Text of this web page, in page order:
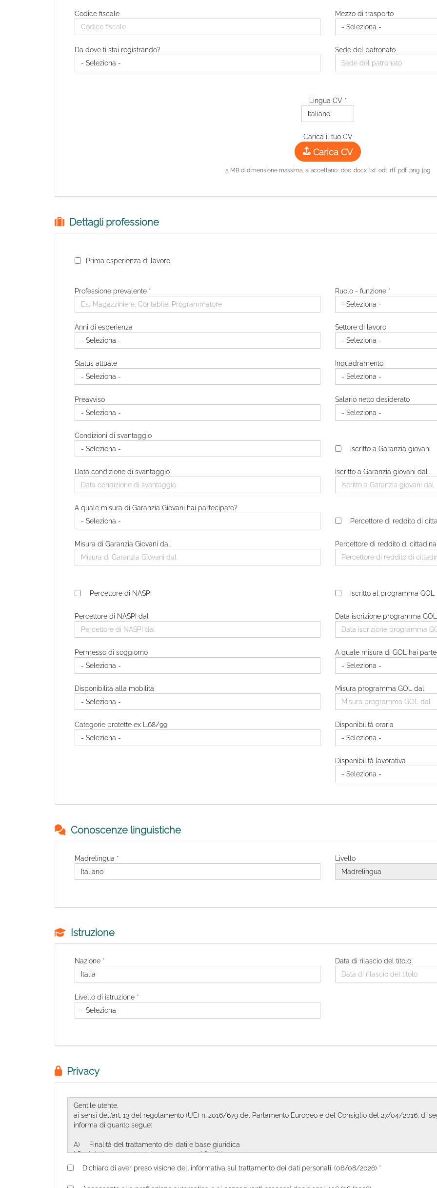
Codice fiscale
Da dove ti stai registrando?
Mezzo di trasporto
Sede del patronato
Lingua CV *
Carica il tuo CV
Carica CV
5 MB di dimensione massima, si accettano: .doc .docx .txt .odt .rtf .pdf .png .jpg
Dettagli professione
Prima esperienza di lavoro
Professione prevalente * Ruolo - funzione *
Anni di esperienza
Status attuale
Preavviso
Settore di lavoro
Inquadramento
Salario netto desiderato
Condizioni di svantaggio
Data condizione di svantaggio
A quale misura di Garanzia Giovani hai partecipato?
Misura di Garanzia Giovani dal
Percettore di NASPI
Percettore di NASPI dal
Permesso di soggiorno
Disponibilità alla mobilità
Categorie protette ex L.68/99
Iscritto a Garanzia giovani
Iscritto a Garanzia giovani dal
Percettore di reddito di
Percettore di reddito di
Iscritto al programma GOL
Data iscrizione programma GOL
A quale misura di GOL hai
Misura programma GOL dal
Disponibilità oraria
Disponibilità lavorativa
Conoscenze linguistiche
Madrelingua * Livello
Istruzione
Nazione *
Livello di istruzione *
Data di rilascio del titolo
Privacy
Dichiaro di aver preso visione dell'informativa sul trattamento dei dati personali. (06/08/2026) *